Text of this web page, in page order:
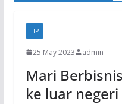
TIP
25 May 2023 admin
Mari
ke luar negeri